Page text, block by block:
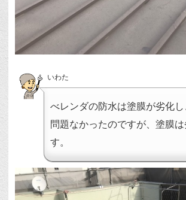
いわた
べレンダの防水は塗膜が劣化
問題なかったのですが、塗膜は
す。